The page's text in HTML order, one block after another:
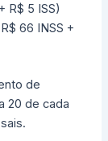
R$ 5 ISS)
66 INSS +
de
20 de cada